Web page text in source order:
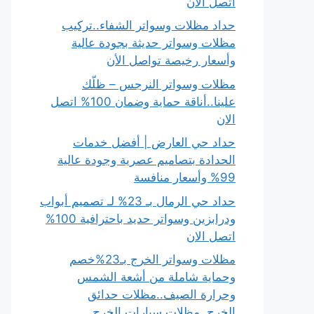
حداد مظلات وسواتر الشفاء..تركيب
مظلات وسواتر حديثة بجودة عالية
وأسعار رخيصة تواصل الأن
مظلات وسواتر النرجس – ظلّك
علينا..أناقة حماية وضمان 100% اتصل
الان
حداد حي العارض | أفضل خدمات
الحدادة بتصاميم عصرية وجودة عالية
99% وأسعار منافسة
حداد حي الرمال بـ 23% لـ تصميم أبواب
ودرابزين وسواتر حديد باحترافية 100%
اتصل الان
مظلات وسواتر الخرج بـ23%خصم
وحماية شاملة من أشعة الشمس
وحرارة الصيف..مظلات حدائق